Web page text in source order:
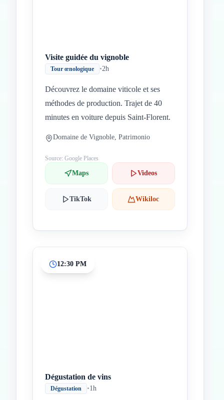
Visite guidée du vignoble
Tour œnologique •2h
Découvrez le domaine viticole et ses
méthodes de production. Trajet de 40
minutes en voiture depuis Saint-Florent.
Domaine de Vignoble, Patrimonio
Source: Google Places
Maps Videos
TikTok Wikiloc
12:30 PM
Dégustation de vins
Dégustation •1h